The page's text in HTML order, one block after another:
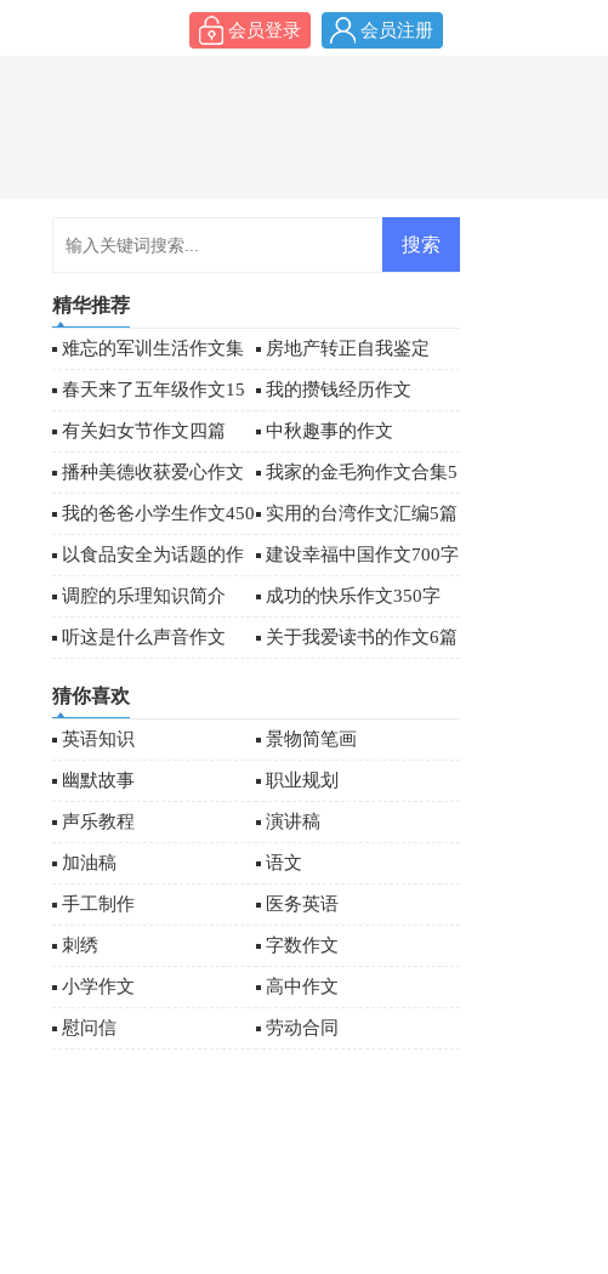
会员登录 会员注册
精华推荐
难忘的军训生活作文集
合6篇
房地产转正自我鉴定
春天来了五年级作文15
篇
我的攒钱经历作文
有关妇女节作文四篇 中秋趣事的作文
播种美德收获爱心作文 我家的金毛狗作文合集5
篇
我的爸爸小学生作文450
字
实用的台湾作文汇编5篇
以食品安全为话题的作
文
建设幸福中国作文700字
调腔的乐理知识简介 成功的快乐作文350字
听这是什么声音作文 关于我爱读书的作文6篇
猜你喜欢
英语知识 景物简笔画
幽默故事 职业规划
声乐教程 演讲稿
加油稿 语文
手工制作 医务英语
刺绣 字数作文
小学作文 高中作文
慰问信 劳动合同